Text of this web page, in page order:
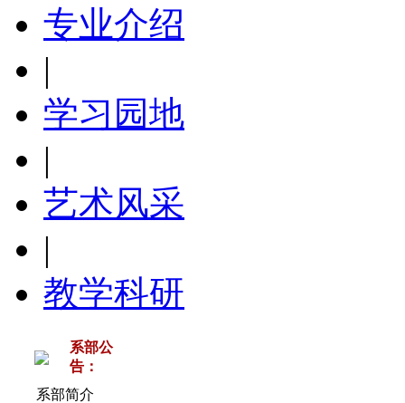
专业介绍
|
学习园地
|
艺术风采
|
教学科研
系部公
告：
系部简介